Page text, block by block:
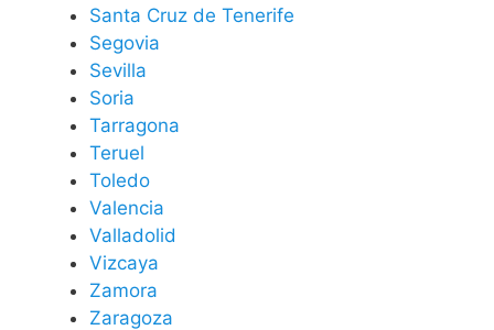
Santa Cruz de Tenerife
Segovia
Sevilla
Soria
Tarragona
Teruel
Toledo
Valencia
Valladolid
Vizcaya
Zamora
Zaragoza